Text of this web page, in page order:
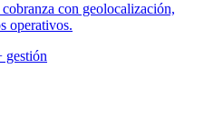
con geolocalización,
operativos.
gestión